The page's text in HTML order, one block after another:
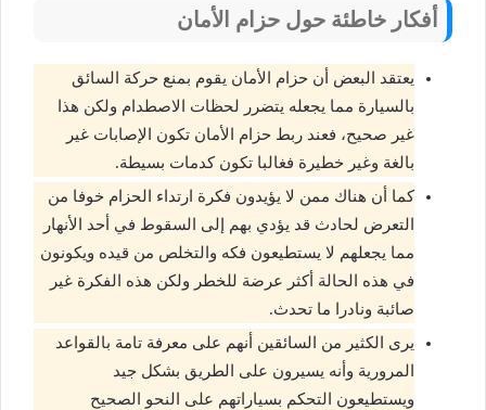
أفكار خاطئة حول حزام الأمان
يعتقد البعض أن حزام الأمان يقوم بمنع حركة السائق
بالسيارة مما يجعله يتضرر لحظات الاصطدام ولكن هذا
غير صحيح، فعند ربط حزام الأمان تكون الإصابات غير
بالغة وغير خطيرة فغالبا تكون كدمات بسيطة.
كما أن هناك ممن لا يؤيدون فكرة ارتداء الحزام خوفا من
التعرض لحادث قد يؤدي بهم إلى السقوط في أحد الأنهار
مما يجعلهم لا يستطيعون فكه والتخلص من قيده ويكونون
في هذه الحالة أكثر عرضة للخطر ولكن هذه الفكرة غير
صائبة ونادرا ما تحدث.
يرى الكثير من السائقين أنهم على معرفة تامة بالقواعد
المرورية وأنه يسيرون على الطريق بشكل جيد
ويستطيعون التحكم بسياراتهم على النحو الصحيح